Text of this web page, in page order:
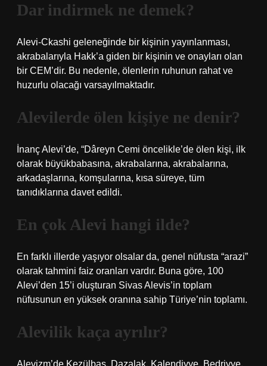
Dar indirmek ne demek?
Alevi-Ckashi geleneğinde bir kişinin yayınlanması,
akrabalarıyla Hakk’a giden bir kişinin ve onayları olan
bir CEM’dir. Bu nedenle, ölenlerin ruhunun rahat ve
huzurlu olacağı varsayılmaktadır.
Alevilerde ölen kişiye ne denir?
İnanç Alevi’de, “Dâreyn Cemi öncelikle’de ölen kişi, ilk
olarak büyükbabasına, akrabalarına, akrabalarına,
arkadaşlarına, komşularına, kısa süreye, tüm
tanıdıklarına davet edildi.
En çok Alevi hangi ilde?
En farklı illerde yaşıyor olsalar da, genel nüfusta “arazi”
olarak tahmini faiz oranları vardır. Buna göre, 100
Alevi’den 15’i oluşturan Sivas Alevis’in toplam
nüfusunun en yüksek oranına sahip Türiye’nin toplamı.
Alevilik kaça ayrılır?
Alevizm’de Kezülbaş, Dazalak, Kalendiyye, Bedriyye,